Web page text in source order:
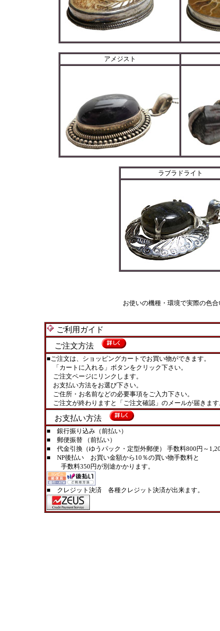
アメジスト
ラブラドライト
お使いの機種・環境で実際の色
ご利用ガイド
ご注文方法
■ご注文は、ショッピングカートでお買い物ができます。
「カートに入れる」ボタンをクリック下さい。
ご注文ページにリンクします。
お支払い方法をお選び下さい。
ご住所・お名前などの必要事項をご入力下さい。
ご注文が終わりますと「ご注文確認」のメールが届きま
お支払い方法
■ 銀行振り込み（前払い）
■ 郵便振替 （前払い）
■ 代金引換（ゆうパック・定型外郵便） 手数料800円～
■ NP後払い お買い金額から10％の買い物手数料と
手数料350円が別途かかります。
■ クレジット決済 各種クレジット決済が出来ます。